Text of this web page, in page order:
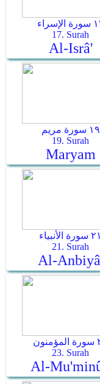
17. Surah
Al-Isrâ'
١٩ سورة مريم
19. Surah
Maryam
٢١ سورة الأنبياء
21. Surah
Al-
23. Surah
Al-